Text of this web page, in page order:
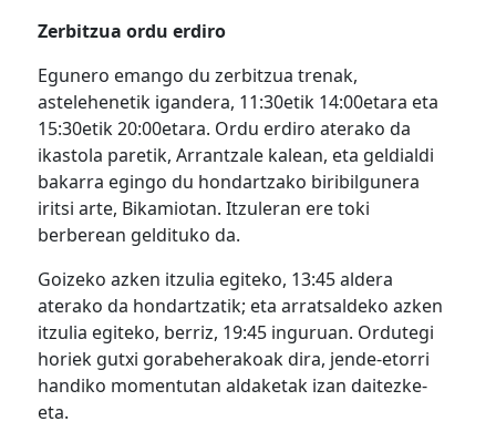
Zerbitzua ordu erdiro
Egunero emango du zerbitzua trenak,
astelehenetik igandera, 11:30etik 14:00etara eta
15:30etik 20:00etara. Ordu erdiro aterako da
ikastola paretik, Arrantzale kalean, eta geldialdi
bakarra egingo du hondartzako biribilgunera
iritsi arte, Bikamiotan. Itzuleran ere toki
berberean geldituko da.
Goizeko azken itzulia egiteko, 13:45 aldera
aterako da hondartzatik; eta arratsaldeko azken
itzulia egiteko, berriz, 19:45 inguruan. Ordutegi
horiek gutxi gorabeherakoak dira, jende-etorri
handiko momentutan aldaketak izan daitezke-
eta.